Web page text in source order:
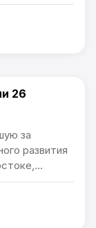
26
за
развития